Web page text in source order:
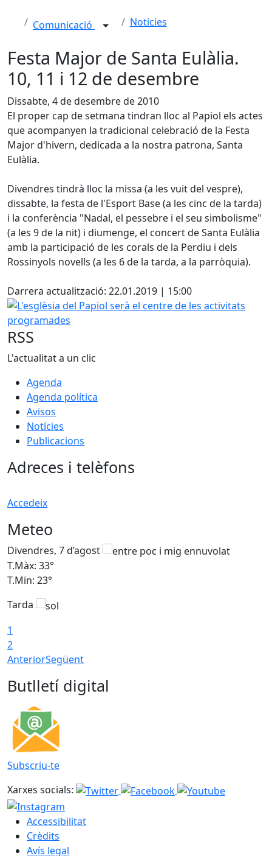
Comunicació Noticies
Festa Major de Santa Eulàlia.
10, 11 i 12 de desembre
Dissabte, 4 de desembre de 2010
El proper cap de setmana tindran lloc al Papiol els actes
que acompanyen la tradicional celebració de la Festa
Major d'hivern, dedicada a la nostra patrona, Santa
Eulàlia.
Divendres tindrà lloc la missa (a les vuit del vespre),
dissabte, la festa de l'Esport Base (a les cinc de la tarda)
i la conferència "Nadal, el pessebre i el seu simbolisme"
(a les 9 de la nit) i diumenge, el concert de Santa Eulàlia
amb la participació de les corals de la Perdiu i dels
Rossinyols novells (a les 6 de la tarda, a la parròquia).
Darrera actualització: 22.01.2019 | 15:00
L'esglèsia del Papiol serà el centre de les activitats
RSS
L'actualitat a un clic
Agenda
Agenda política
Avisos
Notícies
Publicacions
Adreces i telèfons
Accedeix
Meteo
Divendres, 7 d’agost
T.Màx: 33°
T.Min: 23°
Tarda
1
2
AnteriorSegüent
Butlletí digital
Subscriu-te
Xarxes socials:
Accessibilitat
Crèdits
Avís legal